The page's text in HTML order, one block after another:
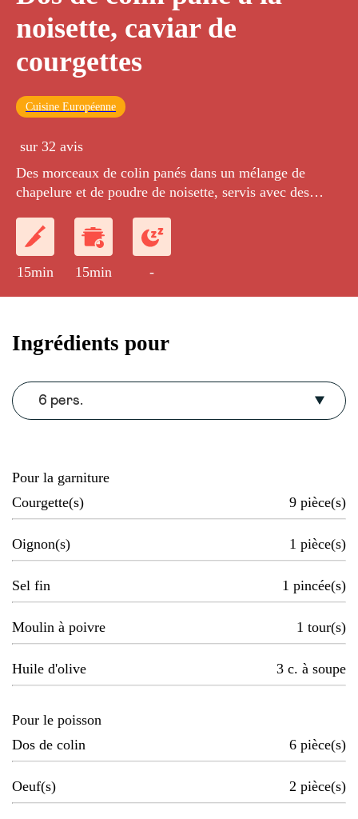
noisette, caviar de
courgettes
Cuisine Européenne
sur 32 avis
Des morceaux de colin panés dans un mélange de
chapelure et de poudre de noisette, servis avec des
15min 15min -
Ingrédients pour
6 pers.
Pour la garniture
Courgette(s)
9 pièce(s)
Oignon(s) 1 pièce(s)
Sel fin 1 pincée(s)
Moulin à poivre 1 tour(s)
Huile d'olive 3 c. à soupe
Pour le poisson
Dos de colin
6 pièce(s)
Oeuf(s) 2 pièce(s)